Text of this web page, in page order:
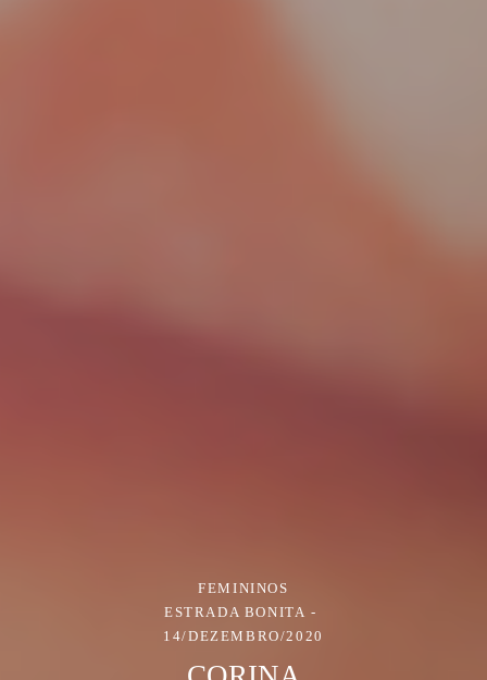
FEMININOS
ESTRADA BONITA
14/DEZEMBRO/2020